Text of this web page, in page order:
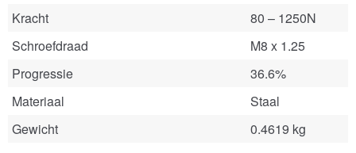
Kracht
80 – 1250N
Schroefdraad
M8 x 1.25
Progressie
36.6%
Materiaal
Staal
Gewicht
0.4619 kg